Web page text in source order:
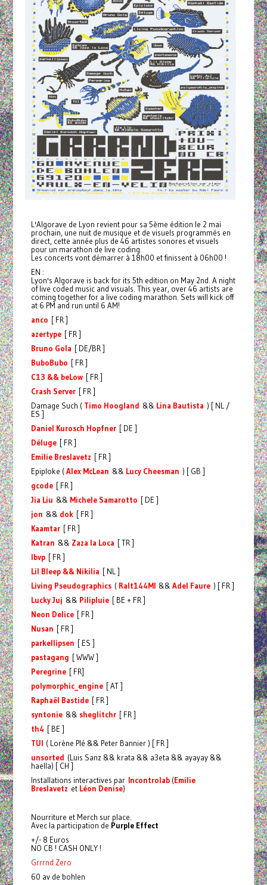
L'Algorave de Lyon revient pour sa 5ème édition le 2 mai
prochain, une nuit de musique et de visuels programmés en
direct, cette année plus de 46 artistes sonores et visuels
pour un marathon de live coding.
Les concerts vont démarrer à 18h00 et finissent à 06h00 !
EN :
Lyon's Algorave is back for its 5th edition on May 2nd. A night
of live coded music and visuals. This year, over 46 artists are
coming together for a live coding marathon. Sets will kick off
at 6 PM and run until 6 AM!
anco [ FR ]
azertype[ FR ]
Bruno Gola [ DE/BR ]
BuboBubo [ FR ]
C13 && beLow[ FR ]
Crash Server[ FR ]
Damage Such ( Timo Hoogland && Lina Bautista ) [ NL /
ES ]
Daniel Kurosch Hopfner[ DE ]
Déluge[ FR ]
Emilie Breslavetz [ FR ]
Epiploke (Alex McLean && Lucy Cheesman ) [ GB ]
gcode[ FR ]
Jia Liu && Michele Samarotto [ DE ]
jon && dok[ FR ]
Kaamtar[ FR ]
Katran && Zaza la Loca [ TR ]
lbvp[ FR ]
Lil Bleep && Nikilia [ NL ]
Living Pseudographics( Ralt144MI&& Adel Faure) [ FR ]
Lucky Juj && Pilipluie[ BE + FR ]
Neon Delice[ FR ]
Nusan [ FR ]
parkellipsen [ ES ]
pastagang [ WWW ]
Peregrine[ FR]
polymorphic_engine[ AT ]
Raphaël Bastide[ FR ]
syntonie&& sheglitchr[ FR ]
th4 [ BE ]
TUI( Lorène Plé && Peter Bannier ) [ FR ]
unsorted (Luis Sanz && krata && a3eta && ayayay &&
haella) [ CH ]
Installations interactives par Incontrolab(Emilie
Breslavetz et Léon Denise)
Nourriture et Merch sur place.
Avec la participation de Purple Effect
+/- 8 Euros
NO CB ! CASH ONLY !
Grrrnd Zero
60 av de bohlen